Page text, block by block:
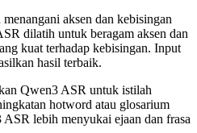
aksen dan kebisingan
dilatih untuk beragam aksen dan
kuat terhadap kebisingan. Input
hasil terbaik.
Qwen3 ASR untuk istilah
hotword atau glosarium
lebih menyukai ejaan dan frasa